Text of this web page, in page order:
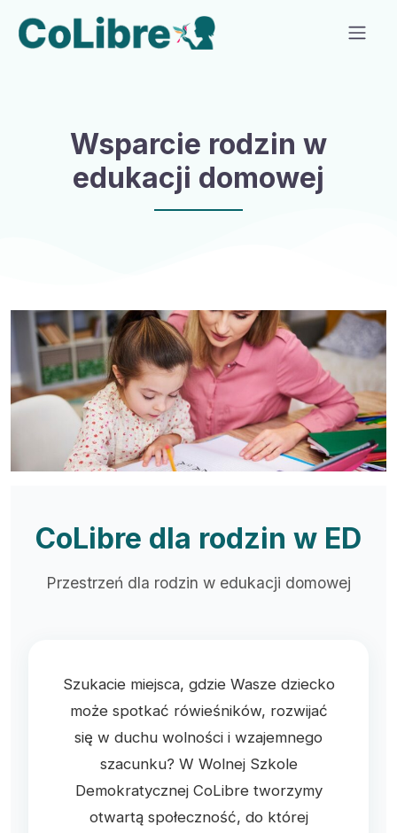
Wsparcie rodzin w
edukacji domowej
CoLibre dla rodzin w ED
Przestrzeń dla rodzin w edukacji domowej
Szukacie miejsca, gdzie Wasze dziecko
może spotkać rówieśników, rozwijać
się w duchu wolności i wzajemnego
szacunku? W Wolnej Szkole
Demokratycznej CoLibre tworzymy
otwartą społeczność, do której